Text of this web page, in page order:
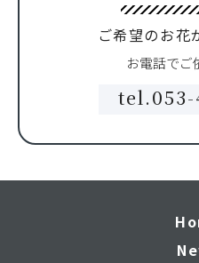
ご希望のお花
お電話でご
tel.053-